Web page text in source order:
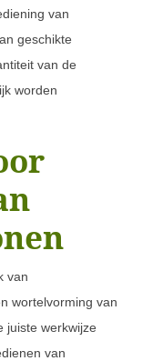
van
geschikte
van de
worden
van
wortelvorming van
juiste werkwijze
van